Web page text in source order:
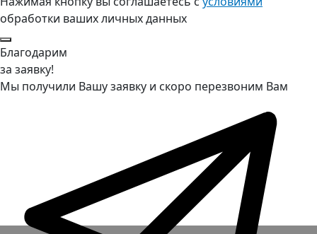
обработки ваших личных данных
Благодарим
за заявку!
Мы получили Вашу заявку и скоро перезвоним Вам